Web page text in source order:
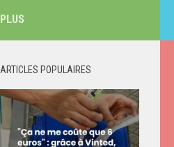
PLUS
ARTICLES POPULAIRES